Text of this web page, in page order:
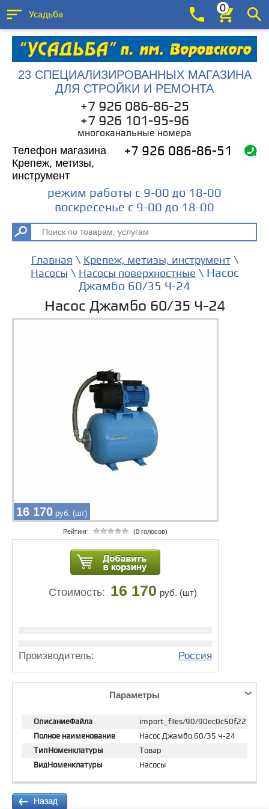
Усадьба
0
23 СПЕЦИАЛИЗИРОВАННЫХ МАГАЗИНА
ДЛЯ СТРОЙКИ И РЕМОНТА
+7 926 086-86-25
+7 926 101-95-96
многоканальные номера
Телефон магазина
Крепеж, метизы,
инструмент
+7 926 086-86-51
режим работы с 9-00 до 18-00
воскресенье с 9-00 до 18-00
Главная \ Крепеж, метизы, инструмент\
Насосы \ Насосы поверхностные \ Насос
Джамбо 60/35 Ч-24
Насос Джамбо 60/35 Ч-24
16 170 руб. (шт)
Рейтинг: (0 голосов)
Стоимость: 16 170 руб. (шт)
Производитель: Россия
Параметры
ОписаниеФайла
import_files/90/
Полное наименование
Насос Джамбо 60/35 Ч-24
ТипНоменклатуры
Товар
ВидНоменклатуры
Насосы